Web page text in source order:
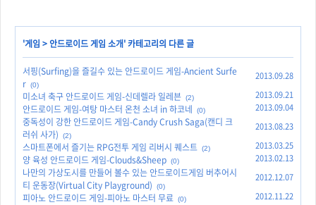
'게임 >안드로이드 게임 소개' 카테고리의 다른 글
서핑(Surfing)을 즐길수 있는 안드로이드 게임-Ancient Surfe
r (0)
2013.09.28
미소녀 축구 안드로이드 게임-신데렐라 일레븐 (2) 2013.09.21
안드로이드 게임-여탕 마스터 온천 소녀 in 하코네 (0) 2013.09.04
중독성이 강한 안드로이드 게임-Candy Crush Saga(캔디 크
러쉬 사가)
(2)
2013.08.23
스마트폰에서 즐기는 RPG전투 게임 리버시 퀘스트 (2) 2013.03.25
양 육성 안드로이드 게임-Clouds&Sheep (0) 2013.02.13
나만의 가상도시를 만들어 볼수 있는 안드로이드게임 버추어시
티 운동장(Virtual City Playground)
(0)
2012.12.07
피아노 안드로이드 게임-피아노 마스터 무료 (0) 2012.11.22